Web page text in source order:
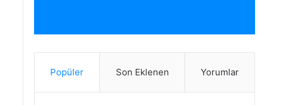
Popüler Son Eklenen Yorumlar